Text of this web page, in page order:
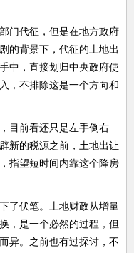
门代征，但是在地方政府
的背景下，代征的土地出
中，直接划归中央政府使
，不排除这是一个方向和
目前看还只是左手倒右
新的税源之前，土地出让
指望短时间内靠这个降房
了伏笔。土地财政从增量
，是一个必然的过程，但
异。之前也有过探讨，不